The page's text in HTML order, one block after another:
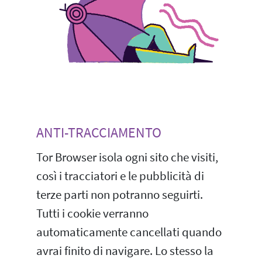
ANTI-TRACCIAMENTO
Tor Browser isola ogni sito che visiti,
così i tracciatori e le pubblicità di
terze parti non potranno seguirti.
Tutti i cookie verranno
automaticamente cancellati quando
avrai finito di navigare. Lo stesso la